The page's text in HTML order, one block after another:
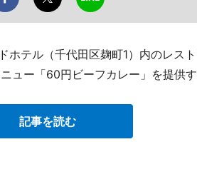
テル（千代田区麹町1）内のレスト
ー「60円ビーフカレー」を提供す
記事を読む